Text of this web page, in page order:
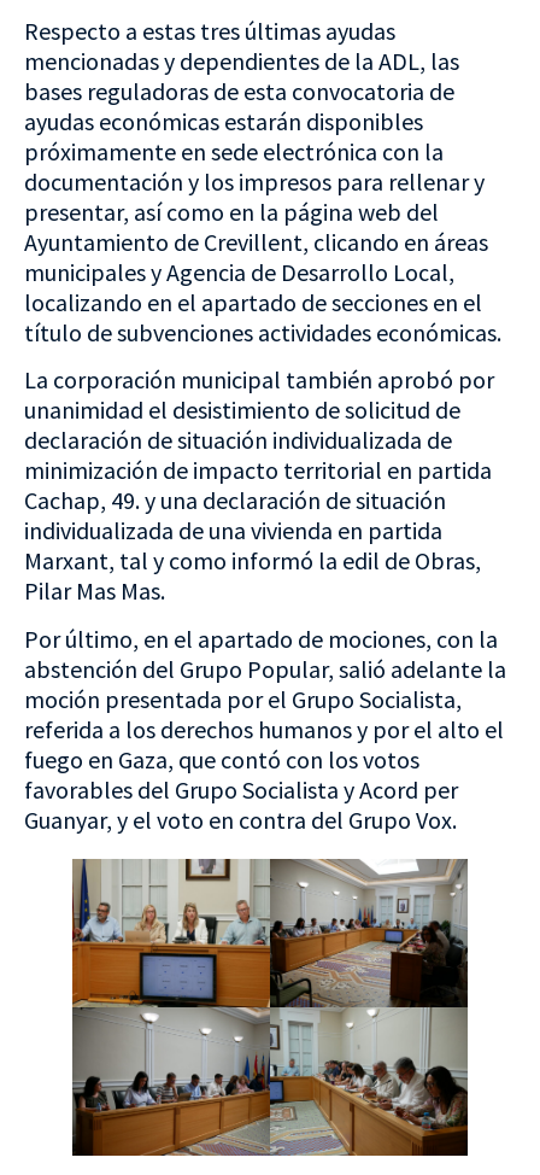
Respecto a estas tres últimas ayudas
mencionadas y dependientes de la ADL, las
bases reguladoras de esta convocatoria de
ayudas económicas estarán disponibles
próximamente en sede electrónica con la
documentación y los impresos para rellenar y
presentar, así como en la página web del
Ayuntamiento de Crevillent, clicando en áreas
municipales y Agencia de Desarrollo Local,
localizando en el apartado de secciones en el
título de subvenciones actividades económicas.
La corporación municipal también aprobó por
unanimidad el desistimiento de solicitud de
declaración de situación individualizada de
minimización de impacto territorial en partida
Cachap, 49. y una declaración de situación
individualizada de una vivienda en partida
Marxant, tal y como informó la edil de Obras,
Pilar Mas Mas.
Por último, en el apartado de mociones, con la
abstención del Grupo Popular, salió adelante la
moción presentada por el Grupo Socialista,
referida a los derechos humanos y por el alto el
fuego en Gaza, que contó con los votos
favorables del Grupo Socialista y Acord per
Guanyar, y el voto en contra del Grupo Vox.